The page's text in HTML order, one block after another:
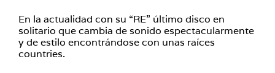
En la actualidad con su “RE” último disco en
solitario que cambia de sonido espectacularmente
y de estilo encontrándose con unas raíces
countries.